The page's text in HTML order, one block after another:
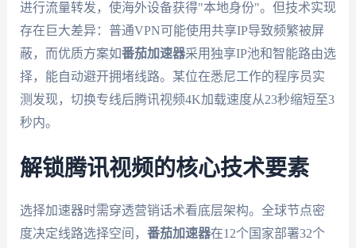
进行流量转发，使海外设备获得"本地身份"。但技术实现
存在巨大差异：普通VPN可能使用共享IP导致频繁被屏
蔽，而优质方案如番茄加速器采用独享IP池和智能路由选
择，能自动避开拥堵线路。某位在悉尼工作的程序员实
测发现，切换专线后腾讯视频4K加载速度从23秒缩短至3
秒内。
解锁腾讯视频的核心技术要素
选择加速器时需穿透营销话术看底层架构。全球节点密
度决定线路选择空间， 番茄加速器在12个国家部署32个